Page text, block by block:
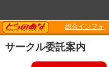
TORANOANA
総合インフォ
サークル委託案内